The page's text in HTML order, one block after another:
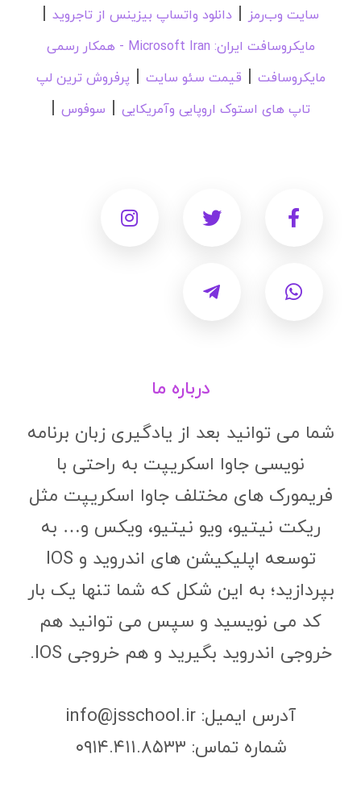
سایت وب‌رمز | دانلود واتساپ بیزینس از تاجروید |
مایکروسافت ایران: Microsoft Iran - همکار رسمی
مایکروسافت | قیمت سئو سایت |پرفروش ترین لپ
تاپ های استوک اروپایی وآمریکایی | سوفوس |
درباره ما
شما می توانید بعد از یادگیری زبان برنامه
نویسی جاوا اسکریپت به راحتی با
فریمورک های مختلف جاوا اسکریپت مثل
ریکت نیتیو، ویو نیتیو، ویکس و… به
توسعه اپلیکیشن های اندروید و IOS
بپردازید؛ به این شکل که شما تنها یک بار
کد می نویسید و سپس می توانید هم
خروجی اندروید بگیرید و هم خروجی IOS.
آدرس ایمیل: info@jsschool.ir
شماره تماس: ۰۹۱۴.۴۱۱.۸۵۳۳